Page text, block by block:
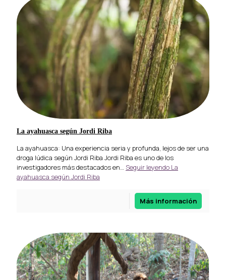
La ayahuasca según Jordi Riba
La ayahuasca: Una experiencia seria y profunda, lejos de ser una
droga lúdica según Jordi Riba Jordi Riba es uno de los
investigadores más destacados en… Seguir leyendo La
ayahuasca según Jordi Riba
Más información